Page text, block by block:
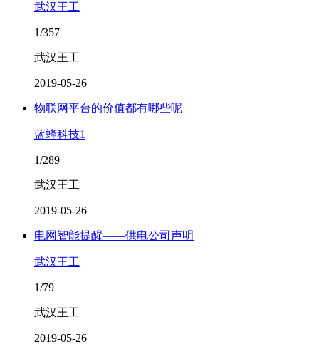
武汉王工
1/357
武汉王工
2019-05-26
物联网平台的价值都有哪些呢
蓝蜂科技1
1/289
武汉王工
2019-05-26
电网智能提醒——供电公司声明
武汉王工
1/79
武汉王工
2019-05-26